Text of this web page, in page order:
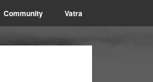
Community Vatra